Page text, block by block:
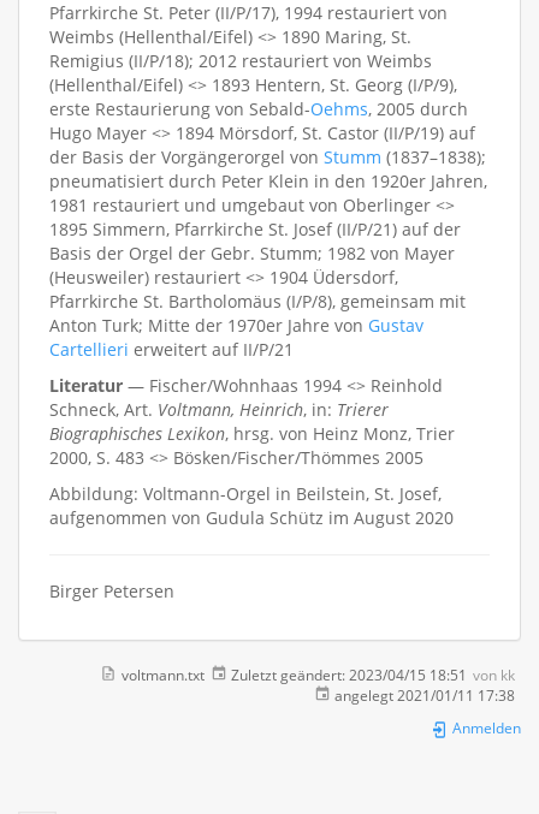
Pfarrkirche St. Peter (II/P/17), 1994 restauriert von
Weimbs (Hellenthal/Eifel) <> 1890 Maring, St.
Remigius (II/P/18); 2012 restauriert von Weimbs
(Hellenthal/Eifel) <> 1893 Hentern, St. Georg (I/P/9),
erste Restaurierung von Sebald-Oehms, 2005 durch
Hugo Mayer <> 1894 Mörsdorf, St. Castor (II/P/19) auf
der Basis der Vorgängerorgel von Stumm (1837–1838);
pneumatisiert durch Peter Klein in den 1920er Jahren,
1981 restauriert und umgebaut von Oberlinger <>
1895 Simmern, Pfarrkirche St. Josef (II/P/21) auf der
Basis der Orgel der Gebr. Stumm; 1982 von Mayer
(Heusweiler) restauriert <> 1904 Üdersdorf,
Pfarrkirche St. Bartholomäus (I/P/8), gemeinsam mit
Anton Turk; Mitte der 1970er Jahre von Gustav
Cartellieri erweitert auf II/P/21
Literatur — Fischer/Wohnhaas 1994 <> Reinhold
Schneck, Art. Voltmann, Heinrich, in: Trierer
Biographisches Lexikon, hrsg. von Heinz Monz, Trier
2000, S. 483 <> Bösken/Fischer/Thömmes 2005
Abbildung: Voltmann-Orgel in Beilstein, St. Josef,
aufgenommen von Gudula Schütz im August 2020
Birger Petersen
voltmann.txt Zuletzt geändert: 2023/04/15 18:51 von kk
angelegt 2021/01/11 17:38
Anmelden